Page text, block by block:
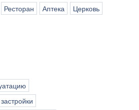
Ресторан Аптека
Церковь